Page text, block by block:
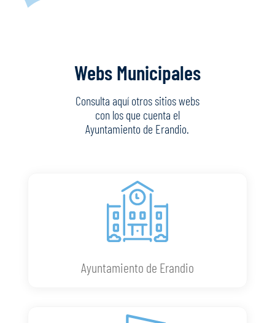
Webs Municipales
Consulta aquí otros sitios webs
con los que cuenta el
Ayuntamiento de Erandio.
Ayuntamiento de Erandio